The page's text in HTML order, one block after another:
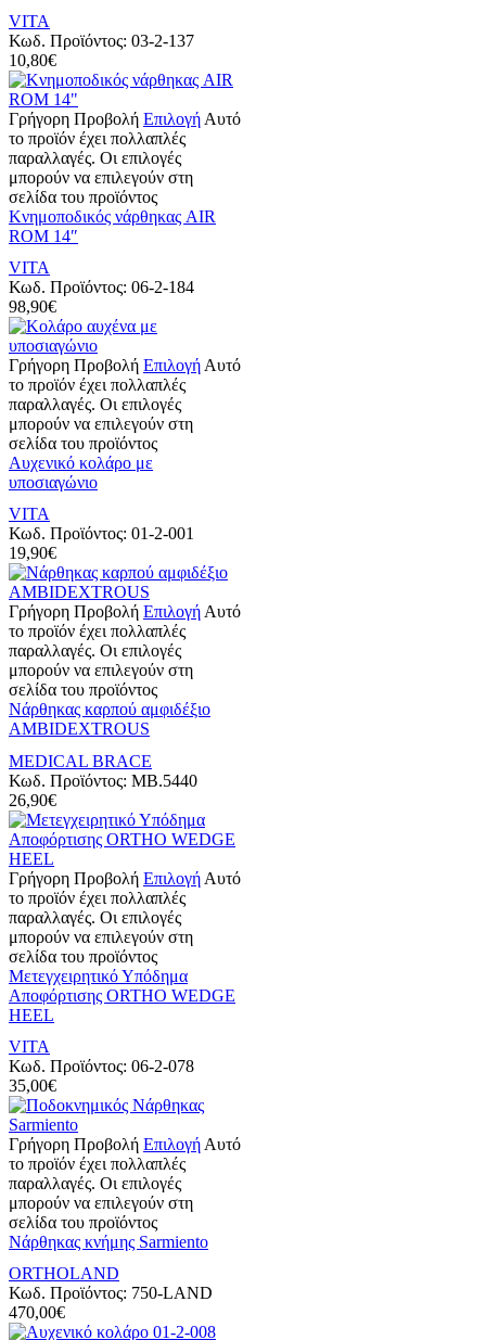
VITA
Κωδ. Προϊόντος: 03-2-137
10,80€
Γρήγορη Προβολή Επιλογή Αυτό
το προϊόν έχει πολλαπλές
παραλλαγές. Οι επιλογές
μπορούν να επιλεγούν στη
σελίδα του προϊόντος
Κνημοποδικός νάρθηκας AIR
ROM 14″
VITA
Κωδ. Προϊόντος: 06-2-184
98,90€
Γρήγορη Προβολή Επιλογή Αυτό
το προϊόν έχει πολλαπλές
παραλλαγές. Οι επιλογές
μπορούν να επιλεγούν στη
σελίδα του προϊόντος
Αυχενικό κολάρο με
υποσιαγώνιο
VITA
Κωδ. Προϊόντος: 01-2-001
19,90€
Γρήγορη Προβολή Επιλογή Αυτό
το προϊόν έχει πολλαπλές
παραλλαγές. Οι επιλογές
μπορούν να επιλεγούν στη
σελίδα του προϊόντος
Νάρθηκας καρπού αμφιδέξιο
AMBIDEXTROUS
MEDICAL BRACE
Κωδ. Προϊόντος: MB.5440
26,90€
Γρήγορη Προβολή Επιλογή Αυτό
το προϊόν έχει πολλαπλές
παραλλαγές. Οι επιλογές
μπορούν να επιλεγούν στη
σελίδα του προϊόντος
Μετεγχειρητικό Υπόδημα
Αποφόρτισης ORTHO WEDGE
HEEL
VITA
Κωδ. Προϊόντος: 06-2-078
35,00€
Γρήγορη Προβολή Επιλογή Αυτό
το προϊόν έχει πολλαπλές
παραλλαγές. Οι επιλογές
μπορούν να επιλεγούν στη
σελίδα του προϊόντος
Νάρθηκας κνήμης Sarmiento
ORTHOLAND
Κωδ. Προϊόντος: 750-LAND
470,00€